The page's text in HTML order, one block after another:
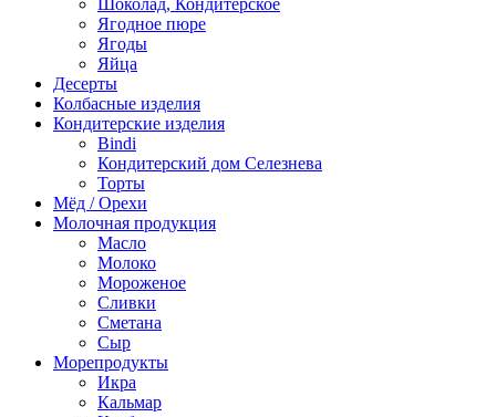
Шоколад, Кондитерское
Ягодное пюре
Ягоды
Яйца
Десерты
Колбасные изделия
Кондитерские изделия
Bindi
Кондитерский дом Селезнева
Торты
Мёд / Орехи
Молочная продукция
Масло
Молоко
Мороженое
Сливки
Сметана
Сыр
Морепродукты
Икра
Кальмар